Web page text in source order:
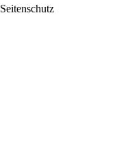
Seitenschutz